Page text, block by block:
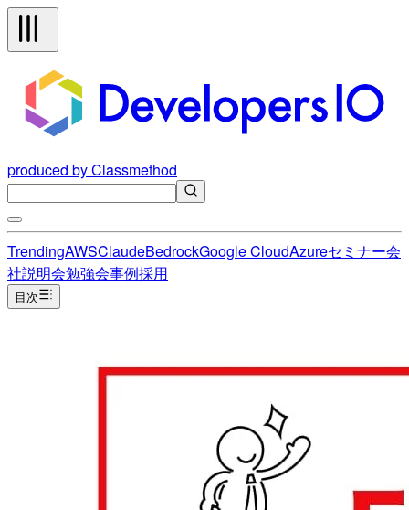
produced by Classmethod
TrendingAWSClaudeBedrockGoogle CloudAzureセミナー会
社説明会勉強会事例採用
目次